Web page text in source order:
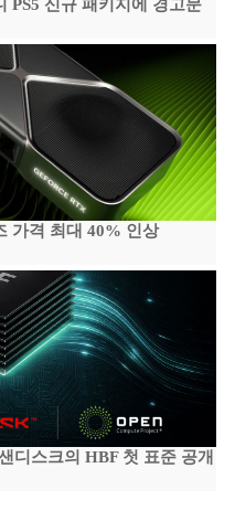
PS5 신규 패키지에 경고문
가격 최대 40% 인상
디스크의 HBF 첫 표준 공개